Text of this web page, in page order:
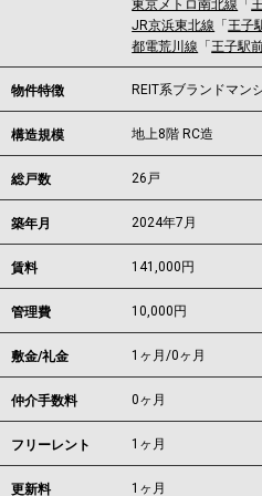
東京メトロ南北線 「
JR京浜東北線 「王子
都電荒川線 「王子駅
物件特徴 REIT系ブランドマン
構造規模 地上8階 RC造
総戸数 26戸
築年月 2024年7月
賃料 141,000 円
管理費 10,000円
敷金/礼金 1ヶ月/0ヶ月
仲介手数料 0ヶ月
フリーレント 1ヶ月
更新料 1ヶ月